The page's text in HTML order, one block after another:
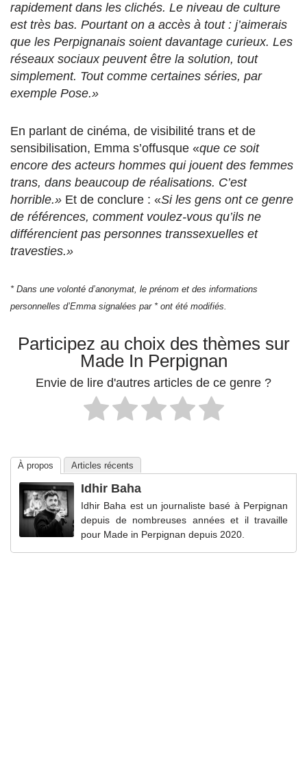
rapidement dans les clichés. Le niveau de culture
est très bas. Pourtant on a accès à tout : j’aimerais
que les Perpignanais soient davantage curieux. Les
réseaux sociaux peuvent être la solution, tout
simplement. Tout comme certaines séries, par
exemple Pose.»
En parlant de cinéma, de visibilité trans et de
sensibilisation, Emma s’offusque «que ce soit
encore des acteurs hommes qui jouent des femmes
trans, dans beaucoup de réalisations. C’est
horrible.» Et de conclure : «Si les gens ont ce genre
de références, comment voulez-vous qu’ils ne
différencient pas personnes transsexuelles et
travesties.»
* Dans une volonté d’anonymat, le prénom et des informations
personnelles d’Emma signalées par * ont été modifiés.
Participez au choix des thèmes sur
Made In Perpignan
Envie de lire d'autres articles de ce genre ?
À propos Articles récents
Idhir Baha
Idhir Baha est un journaliste basé à Perpignan
depuis de nombreuses années et il travaille
pour Made in Perpignan depuis 2020.